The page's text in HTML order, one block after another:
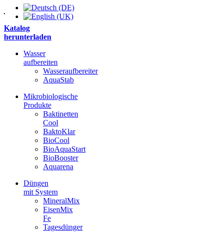
Katalog
herunterladen
Wasser
aufbereiten
Wasseraufbereiter
AquaStab
Mikrobiologische
Produkte
Baktinetten
Cool
BaktoKlar
BioCool
BioAquaStart
BioBooster
Aquarena
Düngen
mit System
MineralMix
EisenMix
Fe
Tagesdünger